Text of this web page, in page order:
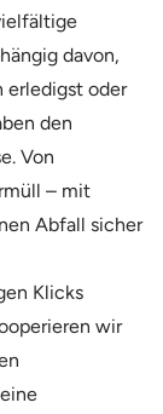
davon,
erledigst oder
den
Von
– mit
Abfall sicher
Klicks
wir